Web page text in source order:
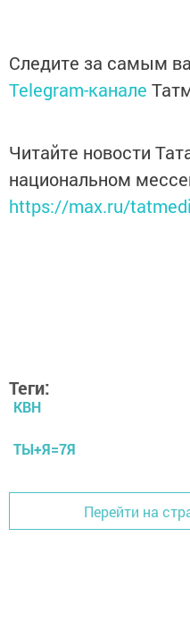
Следите за самым
Telegram-канале
Читайте новости
национальном
https://max.ru/
Теги:
КВН
ТЫ+Я=7Я
Перейти на